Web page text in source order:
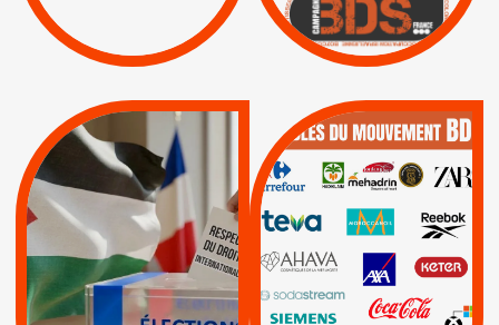
| Actus Pétitions
Lettres d'interpellation
MUNICIPALES 2026 :
JE VOTE POUR LE
RESPECT DU DROIT
INTERNATIONAL EN
PALESTINE
APPELS | Actus |
Espaces Sans
QUE BOYCOTTER ?
BOYCOTT /
AXA BNP | CAF |
Carrefour | HP |
Keter |
Livres et brochures |